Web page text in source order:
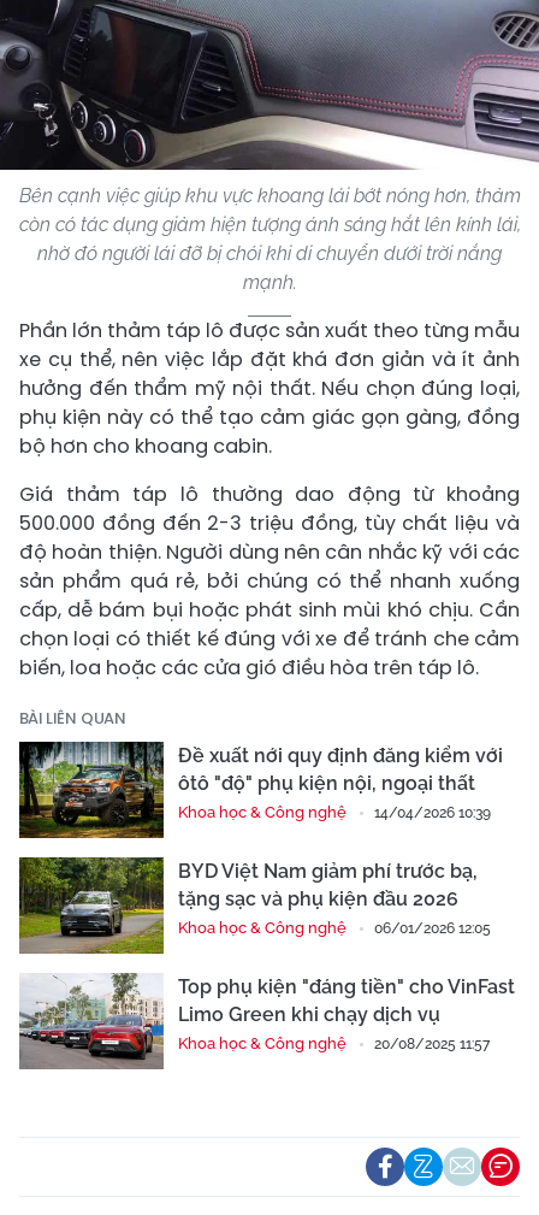
Bên cạnh việc giúp khu vực khoang lái bớt nóng hơn, thảm
còn có tác dụng giảm hiện tượng ánh sáng hắt lên kính lái,
nhờ đó người lái đỡ bị chói khi di chuyển dưới trời nắng
mạnh.
Phần lớn thảm táp lô được sản xuất theo từng mẫu
xe cụ thể, nên việc lắp đặt khá đơn giản và ít ảnh
hưởng đến thẩm mỹ nội thất. Nếu chọn đúng loại,
phụ kiện này có thể tạo cảm giác gọn gàng, đồng
bộ hơn cho khoang cabin.
Giá thảm táp lô thường dao động từ khoảng
500.000 đồng đến 2-3 triệu đồng, tùy chất liệu và
độ hoàn thiện. Người dùng nên cân nhắc kỹ với các
sản phẩm quá rẻ, bởi chúng có thể nhanh xuống
cấp, dễ bám bụi hoặc phát sinh mùi khó chịu. Cần
chọn loại có thiết kế đúng với xe để tránh che cảm
biến, loa hoặc các cửa gió điều hòa trên táp lô.
BÀI LIÊN QUAN
Đề xuất nới quy định đăng kiểm với
ôtô "độ" phụ kiện nội, ngoại thất
Khoa học & Công nghệ 14/04/2026 10:39
BYD Việt Nam giảm phí trước bạ,
tặng sạc và phụ kiện đầu 2026
Khoa học & Công nghệ 06/01/2026 12:05
Top phụ kiện "đáng tiền" cho VinFast
Limo Green khi chạy dịch vụ
Khoa học & Công nghệ 20/08/2025 11:57